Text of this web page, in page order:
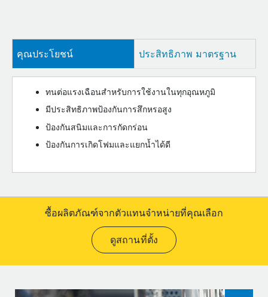
คุณประโยชน์ ประสิทธิภาพ มาตรฐาน
ทนต่อแรงเฉือนสำหรับการใช้งานในทุกอุณหภูมิ
มีประสิทธิภาพป้องกันการสึกหรอสูง
ป้องกันสนิมและการกัดกร่อน
ป้องกันการเกิดโฟมและแยกน้ำได้ดี
ซื้อผลิตภัณฑ์จากตัวแทนจำหน่ายที่คุณเลือก
ดูสถานที่ตั้ง